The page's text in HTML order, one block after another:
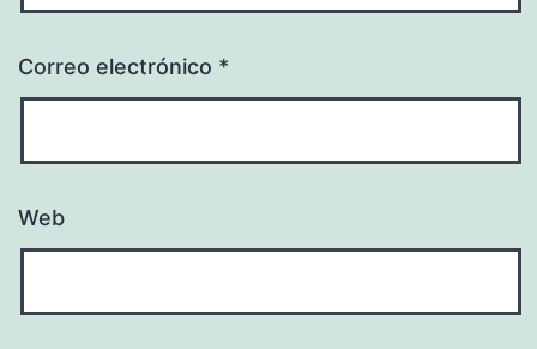
Correo electrónico *
Web